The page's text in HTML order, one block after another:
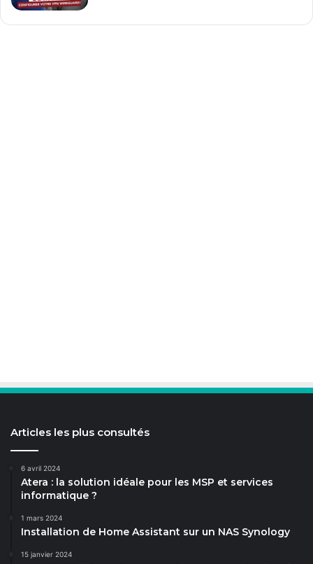
Articles les plus consultés
6 avril 2024
Atera : la solution idéale pour les MSP et services
informatique ?
1 mars 2024
Installation de Home Assistant sur un NAS Synology
15 janvier 2024